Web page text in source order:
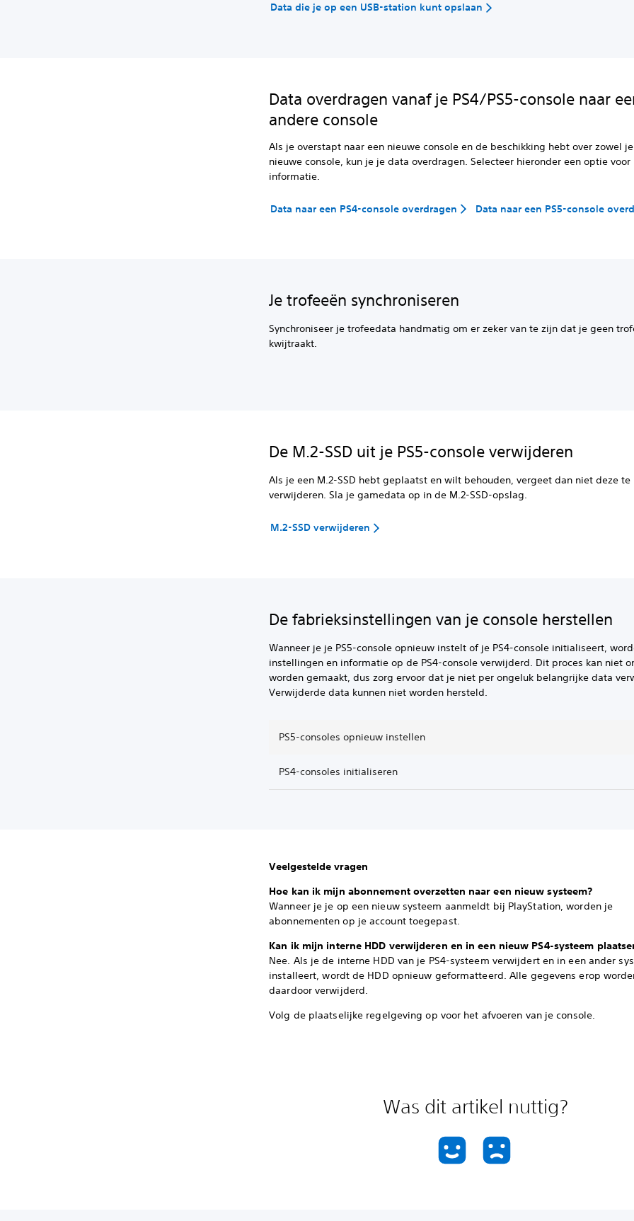
Data die je op een USB-station kunt opslaan
Data overdragen vanaf je PS4/PS5-console naar
andere console
Als je overstapt naar een nieuwe console en de beschikking hebt over zowel
nieuwe console, kun je je data overdragen. Selecteer hieronder een optie voor
informatie.
Data naar een PS4-console overdragen Data naar een PS5-console
Je trofeeën synchroniseren
Synchroniseer je trofeedata handmatig om er zeker van te zijn dat je geen
kwijtraakt.
De M.2-SSD uit je PS5-console verwijderen
Als je een M.2-SSD hebt geplaatst en wilt behouden, vergeet dan niet deze te
verwijderen. Sla je gamedata op in de M.2-SSD-opslag.
M.2-SSD verwijderen
De fabrieksinstellingen van je console herstellen
Wanneer je je PS5-console opnieuw instelt of je PS4-console initialiseert,
instellingen en informatie op de PS4-console verwijderd. Dit proces kan niet
worden gemaakt, dus zorg ervoor dat je niet per ongeluk belangrijke data
Verwijderde data kunnen niet worden hersteld.
PS5-consoles opnieuw instellen
PS4-consoles initialiseren
Veelgestelde vragen
Hoe kan ik mijn abonnement overzetten naar een nieuw systeem?
Wanneer je je op een nieuw systeem aanmeldt bij PlayStation, worden je
abonnementen op je account toegepast.
Kan ik mijn interne HDD verwijderen en in een nieuw PS4-systeem
Nee. Als je de interne HDD van je PS4-systeem verwijdert en in een ander
installeert, wordt de HDD opnieuw geformatteerd. Alle gegevens erop
daardoor verwijderd.
Volg de plaatselijke regelgeving op voor het afvoeren van je console.
Was dit artikel nuttig?